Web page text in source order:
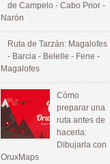
de Campelo - Cabo Prior -
Narón
Ruta de Tarzán: Magalofes
- Barcia - Belelle - Fene -
Magalofes
Cómo
preparar una
ruta antes de
hacerla:
Dibujarla con
OruxMaps